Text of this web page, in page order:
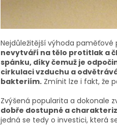
Nejdůležitější výhoda
nevytváří na tělo protitlak a
spánku, díky čemuž je
cirkulaci vzduchu a
bakteriím. Zmínit lze i fakt, že
Zvýšená popularita a dokonale
dobře dostupné a
jedná se tedy o investici, která